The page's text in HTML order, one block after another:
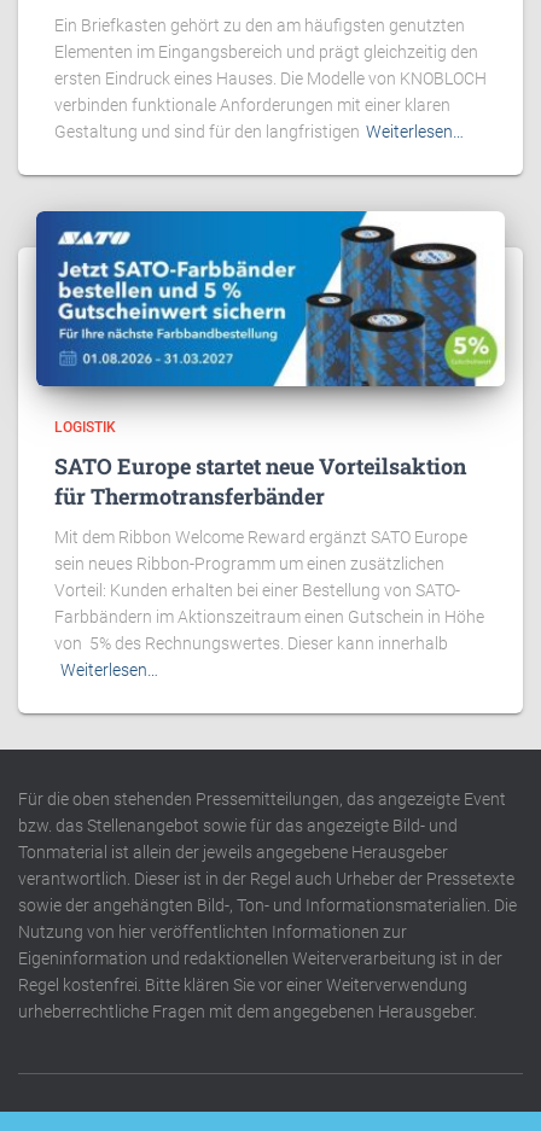
Ein Briefkasten gehört zu den am häufigsten genutzten
Elementen im Eingangsbereich und prägt gleichzeitig den
ersten Eindruck eines Hauses. Die Modelle von KNOBLOCH
verbinden funktionale Anforderungen mit einer klaren
Gestaltung und sind für den langfristigen Weiterlesen…
LOGISTIK
SATO Europe startet neue Vorteilsaktion
für Thermotransferbänder
Mit dem Ribbon Welcome Reward ergänzt SATO Europe
sein neues Ribbon-Programm um einen zusätzlichen
Vorteil: Kunden erhalten bei einer Bestellung von SATO-
Farbbändern im Aktionszeitraum einen Gutschein in Höhe
von 5% des Rechnungswertes. Dieser kann innerhalb
Weiterlesen…
Für die oben stehenden Pressemitteilungen, das angezeigte Event
bzw. das Stellenangebot sowie für das angezeigte Bild- und
Tonmaterial ist allein der jeweils angegebene Herausgeber
verantwortlich. Dieser ist in der Regel auch Urheber der Pressetexte
sowie der angehängten Bild-, Ton- und Informationsmaterialien. Die
Nutzung von hier veröffentlichten Informationen zur
Eigeninformation und redaktionellen Weiterverarbeitung ist in der
Regel kostenfrei. Bitte klären Sie vor einer Weiterverwendung
urheberrechtliche Fragen mit dem angegebenen Herausgeber.